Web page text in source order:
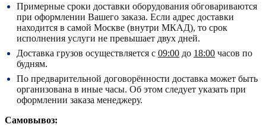
Примерные сроки доставки оборудования обговариваются
при оформлении Вашего заказа. Если адрес доставки
находится в самой Москве (внутри МКАД), то срок
исполнения услуги не превышает двух дней.
Доставка грузов осуществляется с 09:00 до 18:00 часов по
будням.
По предварительной договорённости доставка может быть
организована в иные часы. Об этом следует указать при
оформлении заказа менеджеру.
Самовывоз: